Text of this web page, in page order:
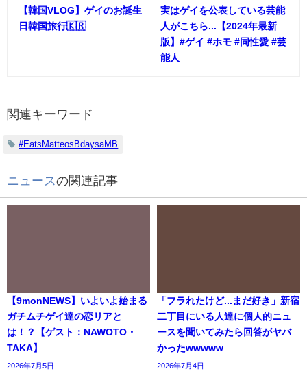
【韓国VLOG】ゲイのお誕生
日韓国旅行🇰🇷
実はゲイを公表している芸能
人がこちら...【2024年最新
版】#ゲイ #ホモ #同性愛 #芸
能人
関連キーワード
#EatsMatteosBdaysaMB
ニュースの関連記事
【9monNEWS】いよいよ始まる
ガチムチゲイ達の恋リアと
は！？【ゲスト：NAWOTO・
TAKA】
2026年7月5日
「フラれたけど...まだ好き」新宿
二丁目にいる人達に個人的ニュ
ースを聞いてみたら回答がヤバ
かったwwwww
2026年7月4日